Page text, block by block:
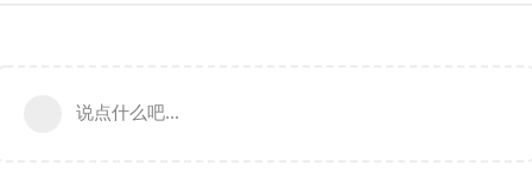
说点什么吧...